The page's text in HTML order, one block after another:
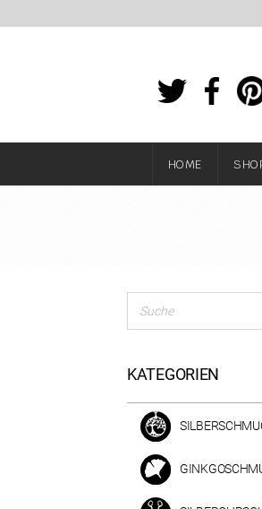
HOME
KATEGORIEN